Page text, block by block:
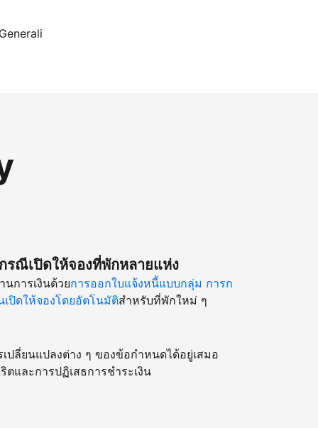
รณีเปิดให้จองที่พักหลายแห่ง
นการเงินด้วยการออกใบแจ้งหนี้แบบกลุ่ม การก
เปิดให้จองโดยอัตโนมัติสำหรับที่พักใหม่ ๆ
ปลี่ยนแปลงต่าง ๆ ของข้อกำหนดได้อยู่เสมอ
ตและการปฏิเสธการชำระเงิน